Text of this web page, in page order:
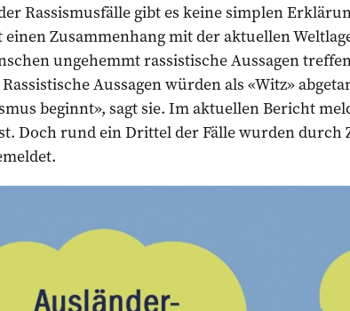
Rassismusfälle gibt es keine simplen
Zusammenhang mit der aktuellen
ungehemmt rassistische Aussagen
Aussagen würden als «Witz»
beginnt», sagt sie. Im aktuellen Bericht
Doch rund ein Drittel der Fälle wurden durch